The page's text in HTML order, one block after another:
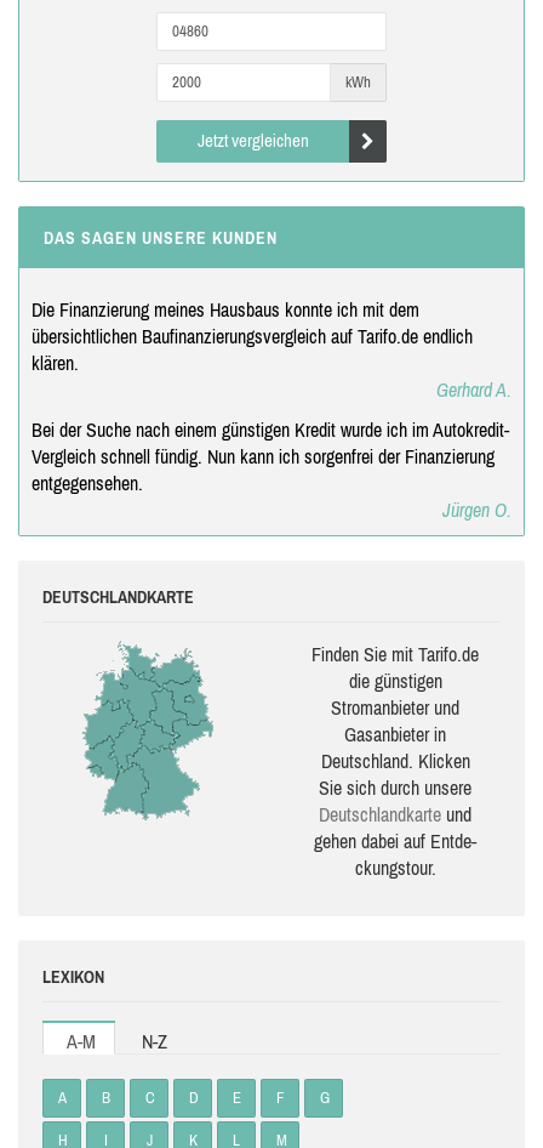
kWh
Jetzt vergleichen
DAS SAGEN UNSERE KUNDEN
Die Finanzierung meines Hausbaus konnte ich mit dem
übersichtlichen Baufinanzierungsvergleich auf Tarifo.de endlich
klären.
Gerhard A.
Bei der Suche nach einem günstigen Kredit wurde ich im Autokredit-
Vergleich schnell fündig. Nun kann ich sorgenfrei der Finanzierung
entgegensehen.
Jürgen O.
DEUTSCHLANDKARTE
Finden Sie mit Tarifo.de
die güns­ti­gen
Stromanbieter und
Gasanbieter in
Deutschland. Klicken
Sie sich durch unsere
Deutsch­land­karte und
gehen dabei auf Ent­de­
ckungs­tour.
LEXIKON
A-M N-Z
A B C D E F G
H I J K L M